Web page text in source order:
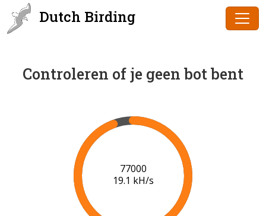
Dutch Birding
Controleren of je geen bot bent
78000
19.1 kH/s